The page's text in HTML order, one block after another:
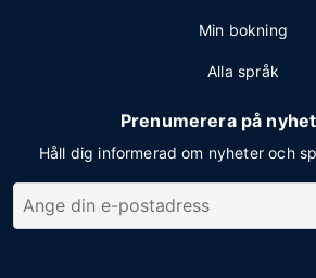
Min bokning
Alla språk
Prenumerera på
Håll dig informerad om nyheter och